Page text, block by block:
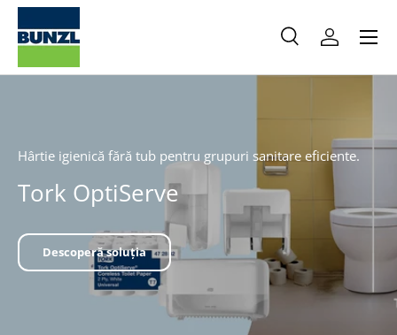
Salt la conținut
Caută
Caută
Meniu
Mănuși industriale durabile.
HyFlex
Vezi produsele